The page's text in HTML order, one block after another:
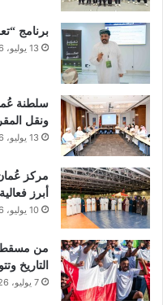
برنامج
13 يوليو، 2026 12:00 م
سلطنة
ونقل
13 يوليو، 2026 11:55 ص
مركز
أبرز
10 يوليو، 2026 11:45 ص
من مسقط
التاريخ
7 يوليو، 2026 6:48 م